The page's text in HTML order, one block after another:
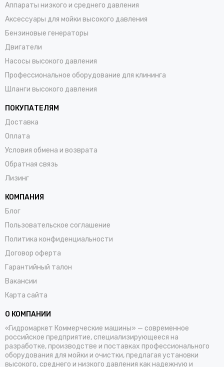
Аппараты низкого и среднего давления
Аксессуары для мойки высокого давления
Бензиновые генераторы
Двигатели
Насосы высокого давления
Профессиональное оборудование для клининга
Шланги высокого давления
ПОКУПАТЕЛЯМ
Доставка
Оплата
Условия обмена и возврата
Обратная связь
Лизинг
КОМПАНИЯ
Блог
Пользовательское соглашение
Политика конфиденциальности
Договор оферта
Гарантийный талон
Вакансии
Карта сайта
О КОМПАНИИ
«Гидромаркет Коммерческие машины» — современное
российское предприятие, специализирующееся на
разработке, производстве и поставках профессионального
оборудования для мойки и очистки, предлагая установки
высокого, среднего и низкого давления как надежную и